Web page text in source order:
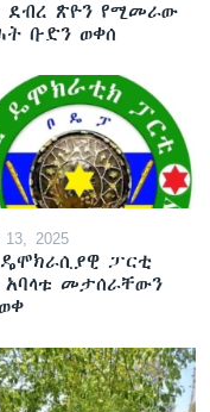
ደብረ ጽዮን የሚመራው
ቡድን ወቀሰ
2025
ዴሞክራሲያዊ ፓርቲ
አባላቱ መታሰራቸውን